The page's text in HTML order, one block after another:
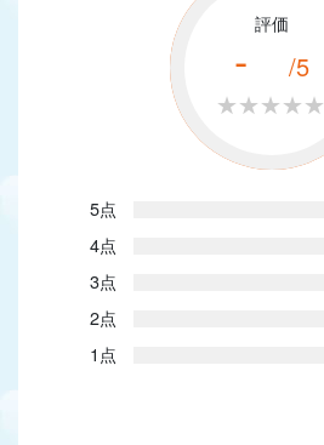
評価
- /5
★★★★★
★★★★★
5点
4点
3点
2点
1点